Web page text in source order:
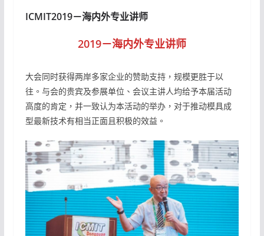
ICMIT2019－海内外专业讲师
2019－海内外专业讲师
大会同时获得两岸多家企业的赞助支持，规模更胜于以
往。与会的贵宾及参展单位、会议主讲人均给予本届活动
高度的肯定，并一致认为本活动的举办，对于推动模具成
型最新技术有相当正面且积极的效益。